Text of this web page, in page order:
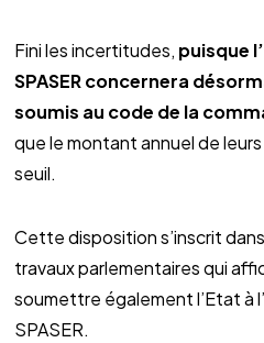
Fini les incertitudes, puisque
SPASER concernera
soumis au code de la
que le montant annuel de
seuil.
Cette disposition s’inscrit
travaux parlementaires qui
soumettre également l’Etat à
SPASER.